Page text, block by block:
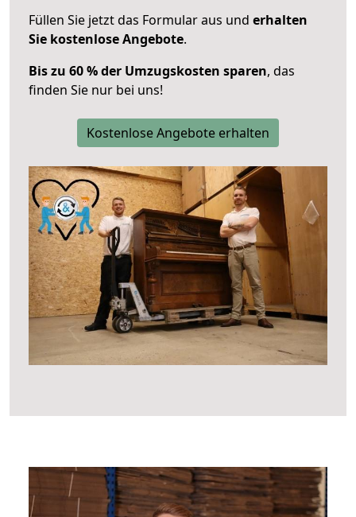
Füllen Sie jetzt das Formular aus und erhalten
Sie kostenlose Angebote.
Bis zu 60 % der Umzugskosten sparen, das
finden Sie nur bei uns!
Kostenlose Angebote erhalten